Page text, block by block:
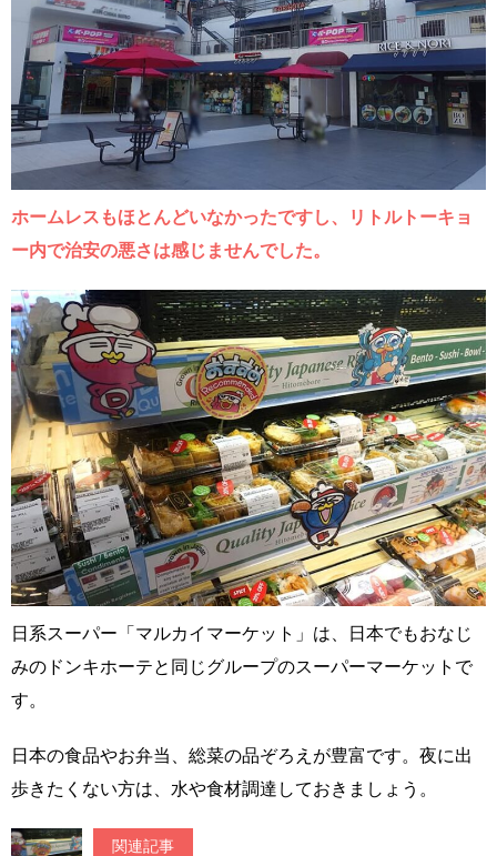
ホームレスもほとんどいなかったですし、リトルトーキョ
ー内で治安の悪さは感じませんでした。
日系スーパー「マルカイマーケット」は、日本でもおなじ
みのドンキホーテと同じグループのスーパーマーケットで
す。
日本の食品やお弁当、総菜の品ぞろえが豊富です。夜に出
歩きたくない方は、水や食材調達しておきましょう。
関連記事